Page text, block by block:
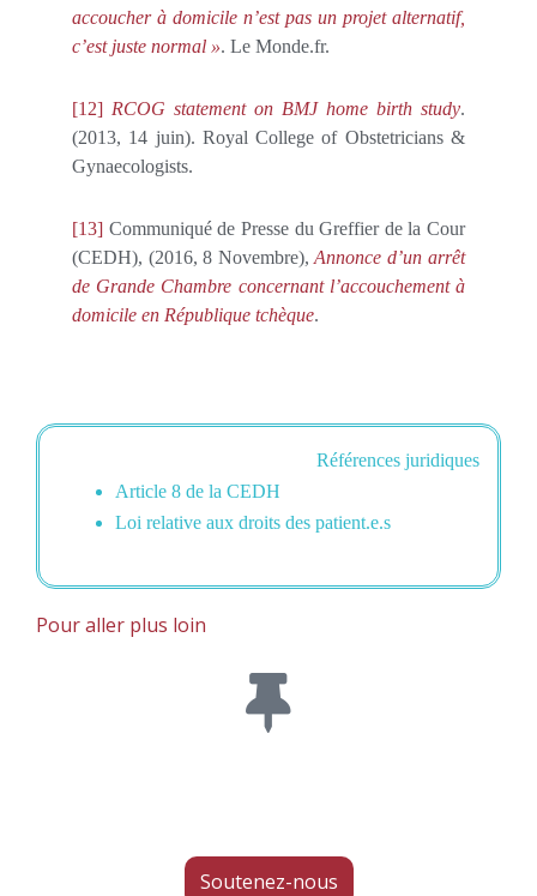
accoucher à domicile n’est pas un projet alternatif,
c’est juste normal ». Le Monde.fr.
[12] RCOG statement on BMJ home birth study.
(2013, 14 juin). Royal College of Obstetricians &
Gynaecologists.
[13] Communiqué de Presse du Greffier de la Cour
(CEDH), (2016, 8 Novembre), Annonce d’un arrêt
de Grande Chambre concernant l’accouchement à
domicile en République tchèque.
Références juridiques
Article 8 de la CEDH
Loi relative aux droits des patient.e.s
Pour aller plus loin
Soutenez-nous